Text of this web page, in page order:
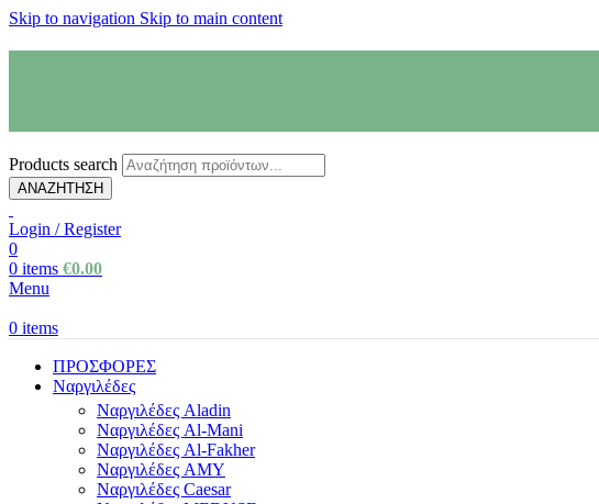
Skip to navigation Skip to main content
Products search
ΑΝΑΖΗΤΗΣΗ
Login / Register
0
0 items €0.00
Menu
0 items
ΠΡΟΣΦΟΡΕΣ
Ναργιλέδες
Ναργιλέδες Aladin
Ναργιλέδες Al-Mani
Ναργιλέδες Al-Fakher
Ναργιλέδες AΜΥ
Ναργιλέδες Caesar